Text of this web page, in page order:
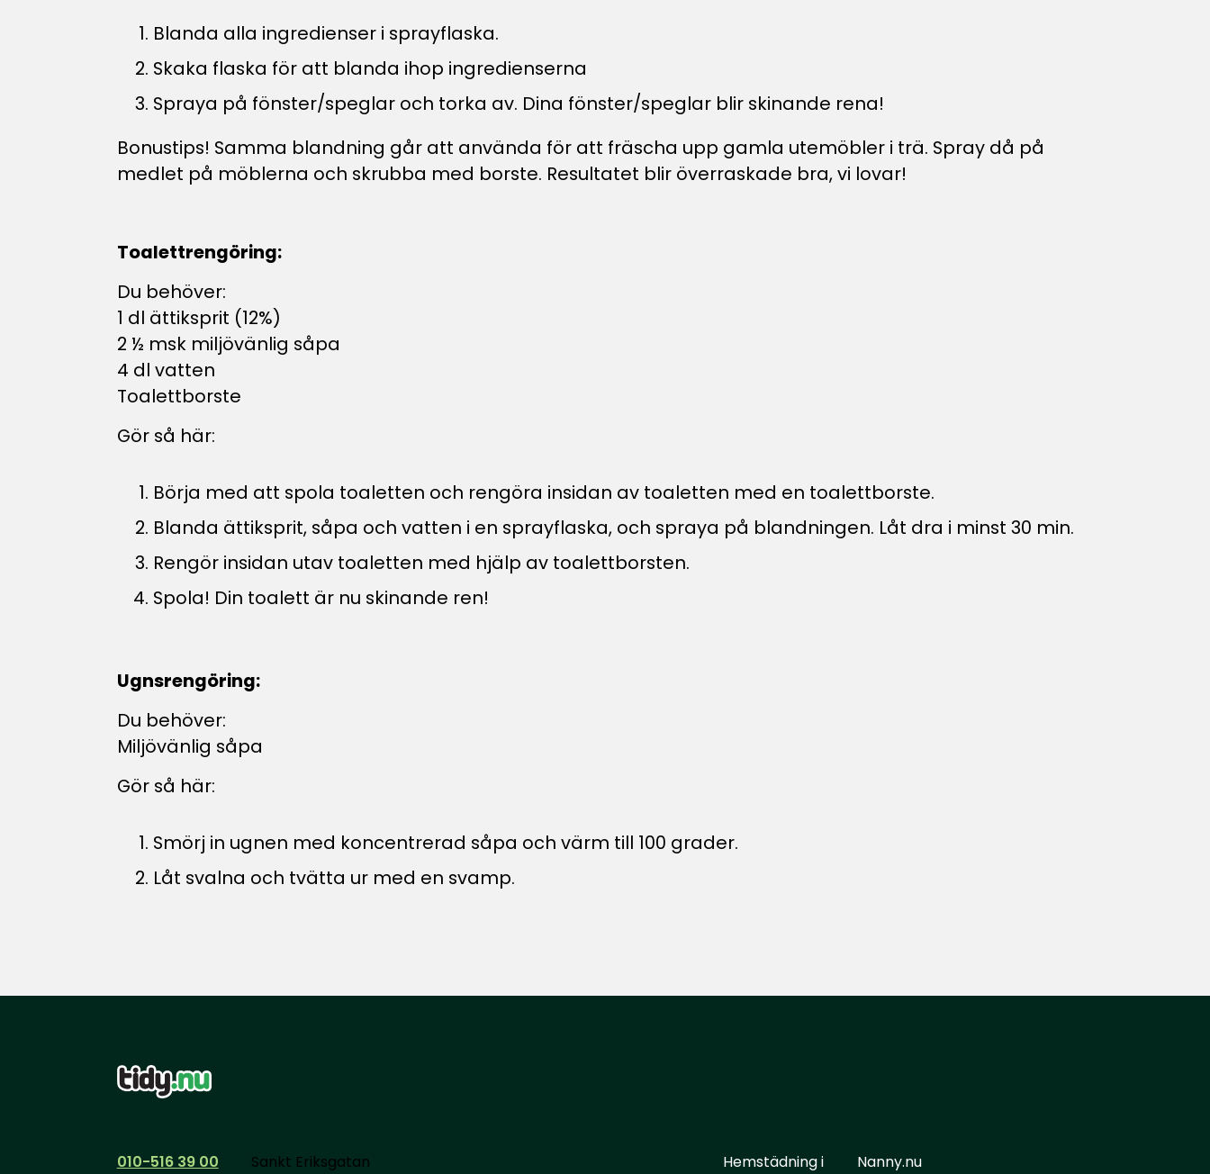
Blanda alla ingredienser i sprayflaska.
Skaka flaska för att blanda ihop ingredienserna
Spraya på fönster/speglar och torka av. Dina fönster/speglar blir skinande rena!
Bonustips! Samma blandning går att använda för att fräscha upp gamla utemöbler i trä. Spray då på
medlet på möblerna och skrubba med borste. Resultatet blir överraskade bra, vi lovar!
Toalettrengöring:
Du behöver:
1 dl ättiksprit (12%)
2 ½ msk miljövänlig såpa
4 dl vatten
Toalettborste
Gör så här:
Börja med att spola toaletten och rengöra insidan av toaletten med en toalettborste.
Blanda ättiksprit, såpa och vatten i en sprayflaska, och spraya på blandningen. Låt dra i minst 30 min.
Rengör insidan utav toaletten med hjälp av toalettborsten.
Spola! Din toalett är nu skinande ren!
Ugnsrengöring:
Du behöver:
Miljövänlig såpa
Gör så här:
Smörj in ugnen med koncentrerad såpa och värm till 100 grader.
Låt svalna och tvätta ur med en svamp.
010-516 39 00
Sankt Eriksgatan
Hemstädning i
Nanny.nu